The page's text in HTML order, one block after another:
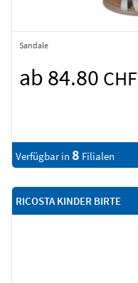
Sandale
ab 84.80 CHF
Verfügbar in 8 Filialen
RICOSTA KINDER BIRTE